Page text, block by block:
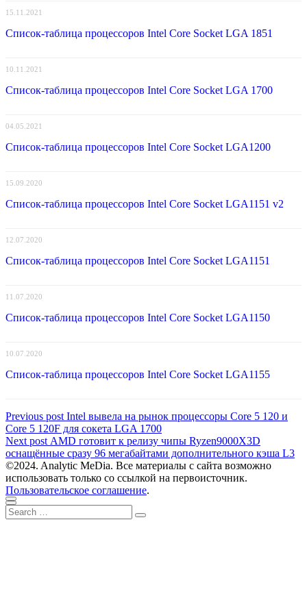
15.11.2021
Список-таблица процессоров Intel Core Socket LGA 1851
10.11.2021
Список-таблица процессоров Intel Core Socket LGA 1700
04.05.2021
Список-таблица процессоров Intel Core Socket LGA1200
15.09.2020
Список-таблица процессоров Intel Core Socket LGA1151 v2
12.07.2020
Список-таблица процессоров Intel Core Socket LGA1151
11.07.2020
Список-таблица процессоров Intel Core Socket LGA1150
10.07.2020
Список-таблица процессоров Intel Core Socket LGA1155
Навигация
по
записям
Previous post Previous
post:
Intel вывела на рынок процессоры Core 5 120 и
Core 5 120F для сокета LGA 1700
Next post Next
post:
AMD готовит к релизу чипы Ryzen9000X3D
оснащённые сразу 96 мегабайтами дополнительного кэша L3
©2024. Analytic MeDia. Все материалы с сайта возможно
использовать только со ссылкой на первоисточник.
Пользовательское соглашение.
Scroll
to
Close
Search
for:
Search